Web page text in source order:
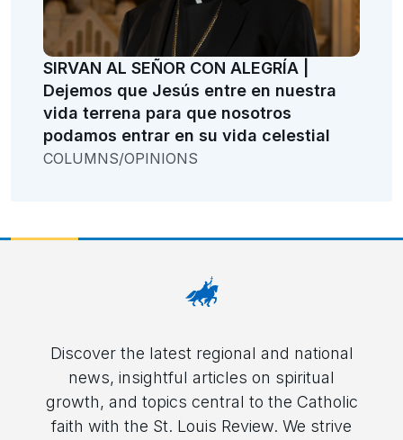
SIRVAN AL SEÑOR CON ALEGRÍA |
Dejemos que Jesús entre en nuestra
vida terrena para que nosotros
podamos entrar en su vida celestial
COLUMNS/OPINIONS
Discover the latest regional and national
news, insightful articles on spiritual
growth, and topics central to the Catholic
faith with the St. Louis Review. We strive